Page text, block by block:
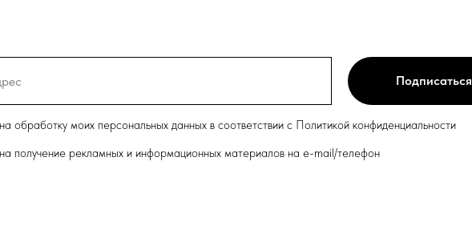
обработку моих персональных данных в соответствии с Политикой конфиденциальности
получение рекламных и информационных материалов на e-mail/телефон
Подписаться